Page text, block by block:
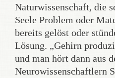
Naturwissenschaft, die
Seele Problem oder
bereits gelöst oder
Lösung. „Gehirn
und man hört dann aus
Neurowissenschaftlern